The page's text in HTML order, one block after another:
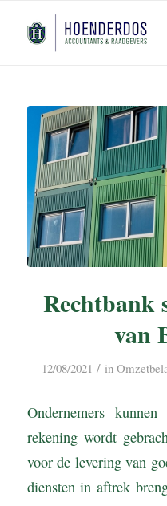
Rechtbank
van
12/08/2021 / in
Ondernemers
rekening wordt
voor de levering van
diensten in aftrek